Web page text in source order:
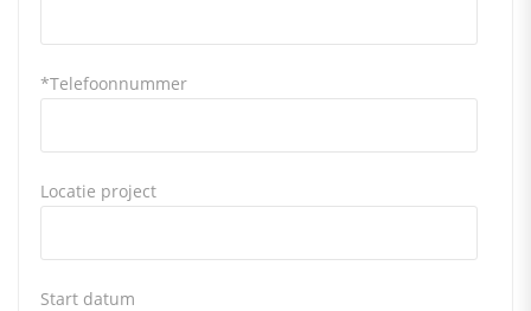
*Telefoonnummer
Locatie project
Start datum